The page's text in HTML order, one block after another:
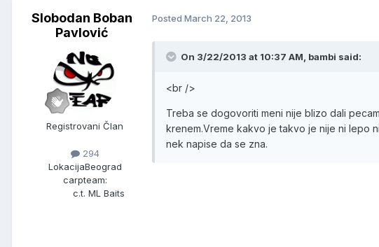
Slobodan Boban
Pavlović
Registrovani Član
294
LokacijaBeograd
carpteam:
c.t. ML Baits
Posted March 22, 2013
On 3/22/2013 at 10:37 AM, bambi said:
<br />
Treba se dogovoriti meni nije blizo dali
krenem.Vreme kakvo je takvo je nije ni lepo
nek napise da se zna.